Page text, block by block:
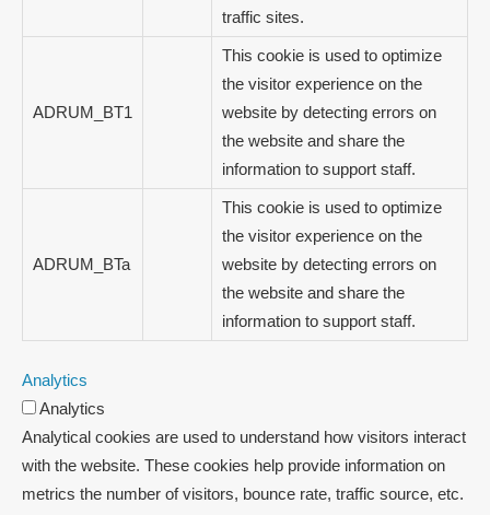
traffic sites.
ADRUM_BT1
This cookie is used to optimize
the visitor experience on the
website by detecting errors on
the website and share the
information to support staff.
ADRUM_BTa
This cookie is used to optimize
the visitor experience on the
website by detecting errors on
the website and share the
information to support staff.
Analytics
Analytics
Analytical cookies are used to understand how visitors interact
with the website. These cookies help provide information on
metrics the number of visitors, bounce rate, traffic source, etc.